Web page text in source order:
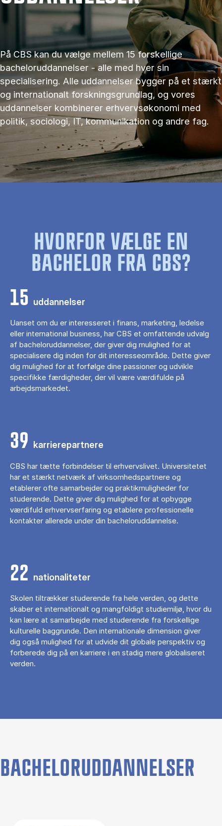
På CBS kan du vælge mellem 15 forskellige
bacheloruddannelser - alle med hver sin
specialisering. Alle uddannelser bygger på et stærkt
og internationalt forskningsgrundlag, og vores
uddannelser kombinerer erhvervsøkonomi med
politik, sociologi, IT, kommunikation og andre fag.
HVORFOR VÆLGE EN
BACHELOR FRA CBS?
15 uddannelser
Uanset om du er interesseret i finans, marketing, ledelse
eller international business, har CBS et omfattende udvalg
af bacheloruddannelser, der giver dig mulighed for at
specialisere dig inden for dit interesseområde. Dette giver
dig mulighed for at forfølge dine passioner og udvikle
specifikke færdigheder, der vil være værdifulde på
arbejdsmarkedet.
39 karrierepartnere
CBS har tætte forbindelser til erhvervslivet. Universitetet
har et stærkt netværk af virksomhedspartnere og
etablerer ofte samarbejder og praktikmuligheder for
studerende. Dette giver dig mulighed for at opbygge
værdifuld erhvervserfaring og etablere professionelle
kontakter allerede under din bacheloruddannelse.
22 nationaliteter
Skolen tiltrækker studerende fra hele verden, og dette
skaber et internationalt og mangfoldigt studiemiljø, hvor du
kan lære at samarbejde med studerende fra forskellige
kulturelle baggrunde. Den internationale dimension giver
dig også mulighed for at udvide dit globale perspektiv og
forberede dig på en karriere i en stadig mere globaliseret
verden.
BACHELORUDDANNELSER